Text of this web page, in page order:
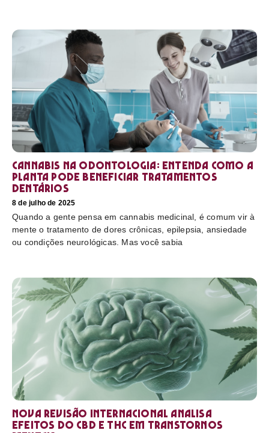
Cannabis na odontologia: entenda como a
planta pode beneficiar tratamentos
dentários
8 de julho de 2025
Quando a gente pensa em cannabis medicinal, é comum vir à
mente o tratamento de dores crônicas, epilepsia, ansiedade
ou condições neurológicas. Mas você sabia
Nova revisão internacional analisa
efeitos do CBD e THC em transtornos